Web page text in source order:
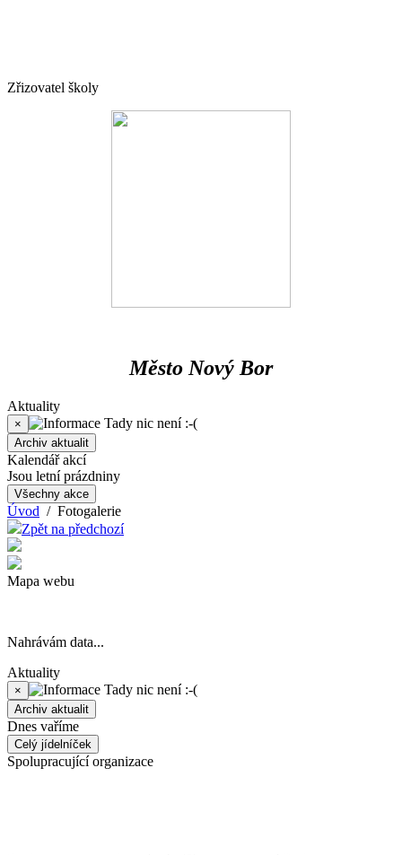
Zřizovatel školy
Město Nový Bor
Aktuality
× Tady nic není :-(
Archiv aktualit
Kalendář akcí
Jsou letní prázdniny
Všechny akce
Úvod / Fotogalerie
Zpět na předchozí
Mapa webu
Nahrávám data...
Aktuality
× Tady nic není :-(
Archiv aktualit
Dnes vaříme
Celý jídelníček
Spolupracující organizace